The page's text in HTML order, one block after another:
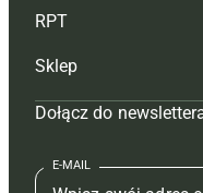
Reklama
Tagi
Mapa serwisu
Kontakt
Hoduj z głową bydło
Hoduj z głową świnie
Prenumerata
Redakcja
RPT
Redakcja
Prenumerata
Reklama
Sklep
Czasopisma i
Książki
Dołącz do
E-MAIL